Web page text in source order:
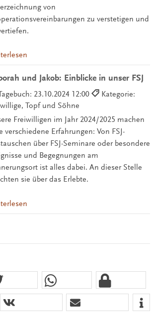
von
zu verstetigen und
und Jakob: Einblicke in unser FSJ
23.10.2024 12:00
Kategorie:
Topf und Söhne
Freiwilligen im Jahr 2024/2025 machen
verschiedene Erfahrungen: Von FSJ-
über FSJ-Seminare oder besondere
und Begegnungen am
ist alles dabei. An dieser Stelle
sie über das Erlebte.